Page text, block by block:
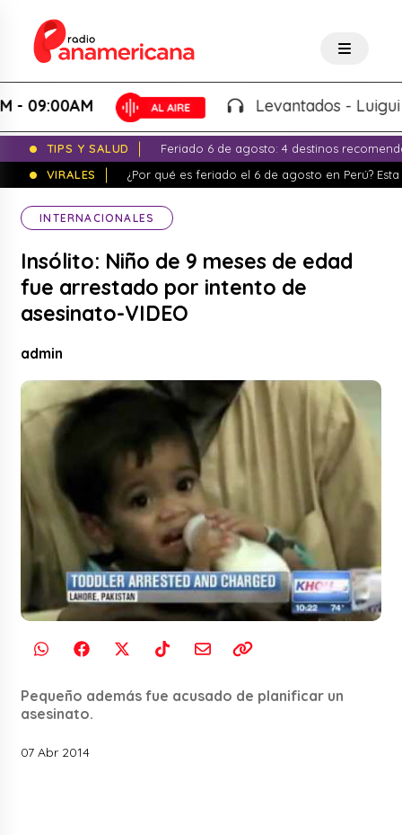
Levantados - Luigui
TIPS Y SALUD
Feriado 6 de agosto: 4 destinos
VIRALES
¿Por qué es feriado el 6 de agosto en Perú?
INTERNACIONALES
Insólito: Niño de 9 meses de edad
fue arrestado por intento de
asesinato-VIDEO
admin
Pequeño además fue acusado de planificar un
asesinato.
07 Abr 2014